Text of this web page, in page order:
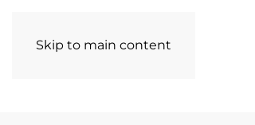
Skip to main content
COLEÇÕES